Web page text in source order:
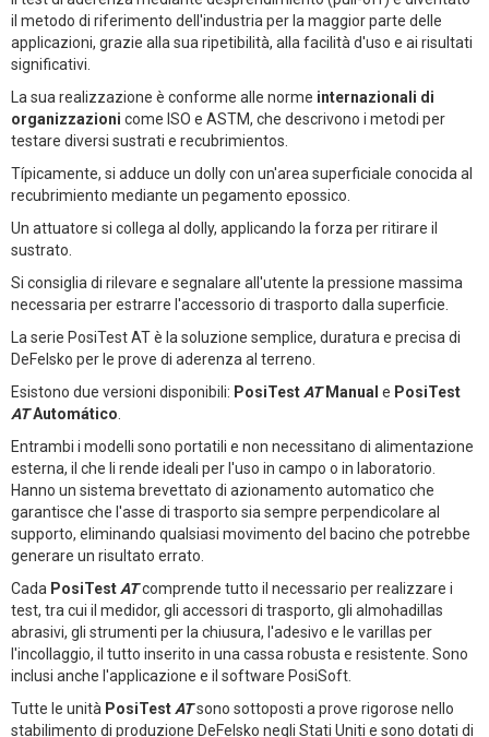
il metodo di riferimento dell'industria per la maggior parte delle
applicazioni, grazie alla sua ripetibilità, alla facilità d'uso e ai risultati
significativi.
La sua realizzazione è conforme alle norme internazionali di
organizzazioni come ISO e ASTM, che descrivono i metodi per
testare diversi sustrati e recubrimientos.
Típicamente, si adduce un dolly con un'area superficiale conocida al
recubrimiento mediante un pegamento epossico.
Un attuatore si collega al dolly, applicando la forza per ritirare il
sustrato.
Si consiglia di rilevare e segnalare all'utente la pressione massima
necessaria per estrarre l'accessorio di trasporto dalla superficie.
La serie PosiTest AT è la soluzione semplice, duratura e precisa di
DeFelsko per le prove di aderenza al terreno.
Esistono due versioni disponibili: PosiTest ATManual e PosiTest
ATAutomático
Entrambi i modelli sono portatili e non necessitano di alimentazione
esterna, il che li rende ideali per l'uso in campo o in laboratorio.
Hanno un sistema brevettato di azionamento automatico che
garantisce che l'asse di trasporto sia sempre perpendicolare al
supporto, eliminando qualsiasi movimento del bacino che potrebbe
generare un risultato errato.
Cada PosiTest ATcomprende tutto il necessario per realizzare i
test, tra cui il medidor, gli accessori di trasporto, gli almohadillas
abrasivi, gli strumenti per la chiusura, l'adesivo e le varillas per
l'incollaggio, il tutto inserito in una cassa robusta e resistente. Sono
inclusi anche l'applicazione e il software PosiSoft.
Tutte le unità PosiTest ATsono sottoposti a prove rigorose nello
stabilimento di produzione DeFelsko negli Stati Uniti e sono dotati di